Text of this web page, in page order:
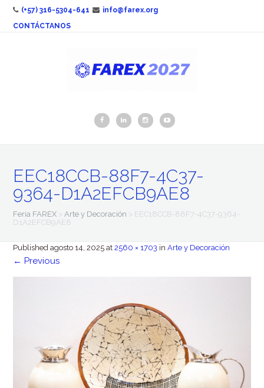
(+57) 316-5304-641
info@farex.org
CONTÁCTANOS
EEC18CCB-88F7-4C37-
9364-D1A2EFCB9AE8
Feria FAREX >Arte y Decoración > EEC18CCB-88F7-4C37-9364-
D1A2EFCB9AE8
Publishedagosto 14, 2025 at2560 × 1703 inArte y Decoración
← Previous